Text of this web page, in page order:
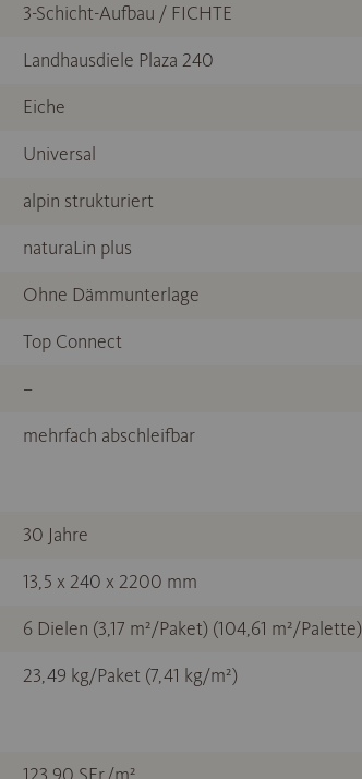
3-Schicht-Aufbau / FICHTE
Landhausdiele Plaza 240
Eiche
Universal
alpin strukturiert
naturaLin plus
Ohne Dämmunterlage
Top Connect
–
mehrfach abschleifbar
30 Jahre
13,5 x 240 x 2200 mm
6 Dielen (3,17 m²/Paket) (104,61 m²/Palette)
23,49 kg/Paket (7,41 kg/m²)